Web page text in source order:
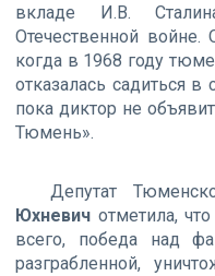
вкладе И.В.
Отечественной войне.
когда в 1968 году
отказалась садиться
пока диктор не
Тюмень».
Депутат
Юхневич отметила,
всего, победа над
разграбленной,